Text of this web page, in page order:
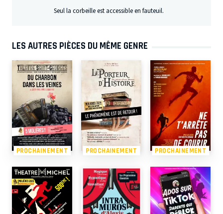
Seul la corbeille est accessible en fauteuil.
LES AUTRES PIÈCES DU MÊME GENRE
PROCHAINEMENT PROCHAINEMENT PROCHAINEMENT